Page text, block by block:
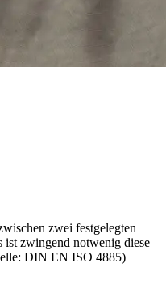
zwei festgelegten
ist zwingend notwenig diese
DIN EN ISO 4885)